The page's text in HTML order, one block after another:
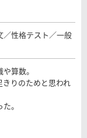
／性格テスト／一般
算数。
りのためと思われ
。